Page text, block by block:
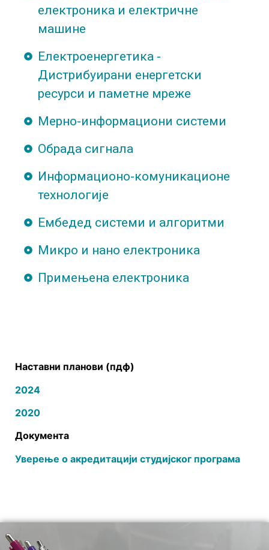
електроника и електричне
машине
Електроенергетика -
Дистрибуирани енергетски
ресурси и паметне мреже
Мерно-информациони системи
Обрада сигнала
Информационо-комуникационе
технологије
Ембедед системи и алгоритми
Микро и нано електроника
Примењена електроника
Наставни планови (пдф)
2024
2020
Документа
Уверење о акредитацији студијског програма